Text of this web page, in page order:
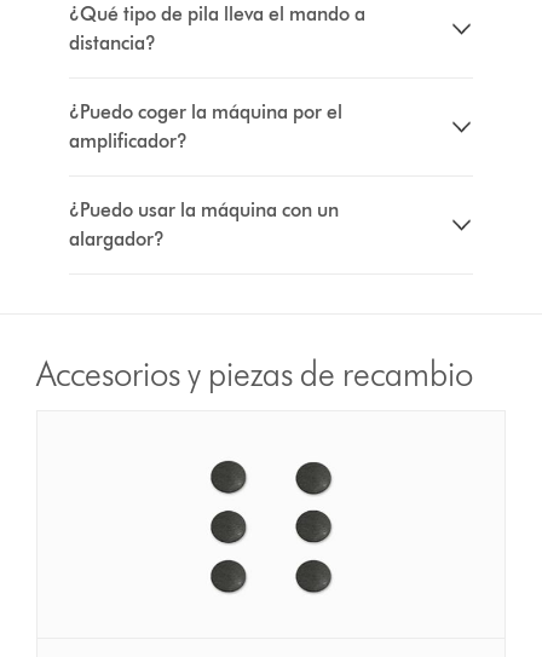
¿Qué tipo de pila lleva el mando a
distancia?
¿Puedo coger la máquina por el
amplificador?
¿Puedo usar la máquina con un
alargador?
Accesorios y piezas de recambio